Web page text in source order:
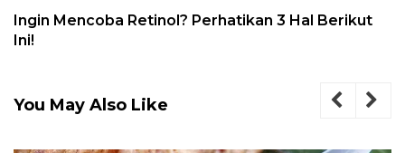
Ingin Mencoba Retinol? Perhatikan 3 Hal Berikut
Ini!
You May Also Like